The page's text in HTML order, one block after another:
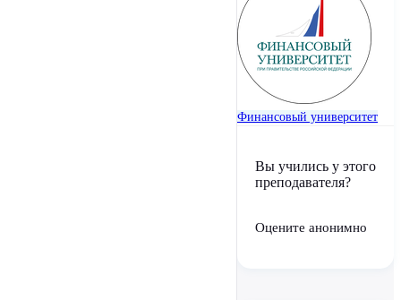
Финансовый университет
Вы учились у этого
преподавателя?
Оцените анонимно